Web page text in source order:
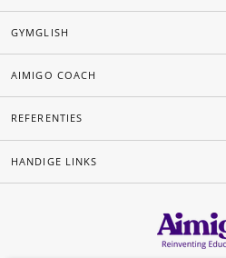
GYMGLISH
AIMIGO COACH
REFERENTIES
HANDIGE LINKS